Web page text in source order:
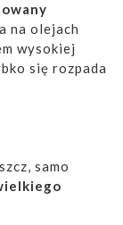
na olejach
wysokiej
się rozpada
samo